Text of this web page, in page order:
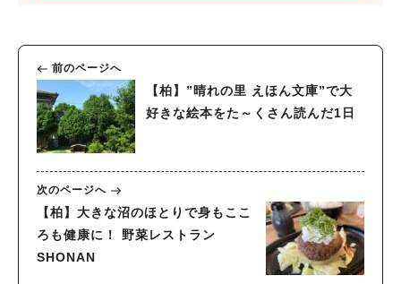
前のページへ
【柏】”晴れの里 えほん文庫”で大
好きな絵本をた～くさん読んだ1日
次のページへ
【柏】大きな沼のほとりで身もここ
ろも健康に！ 野菜レストラン
SHONAN